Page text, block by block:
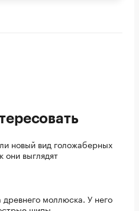
новый вид голожаберных
они выглядят
моллюска. У него